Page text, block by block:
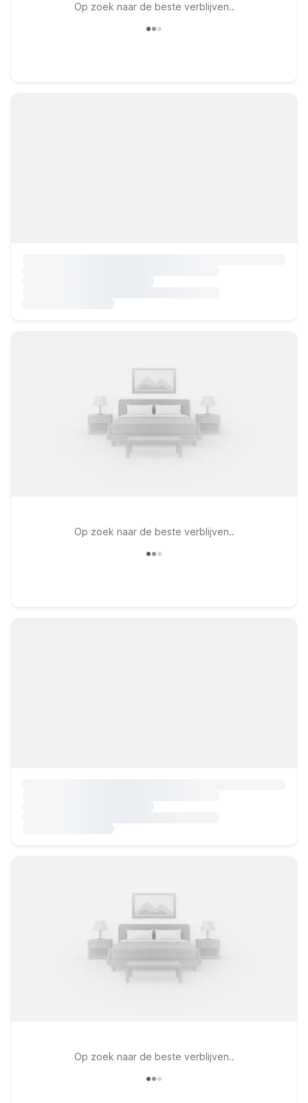
Op zoek naar de beste verblijven..
Op zoek naar de beste verblijven..
Op zoek naar de beste verblijven..